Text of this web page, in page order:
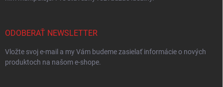
ODOBERAŤ NEWSLETTER
Vložte svoj e-mail a my Vám budeme zasielať informácie o nových
produktoch na našom e-shope.